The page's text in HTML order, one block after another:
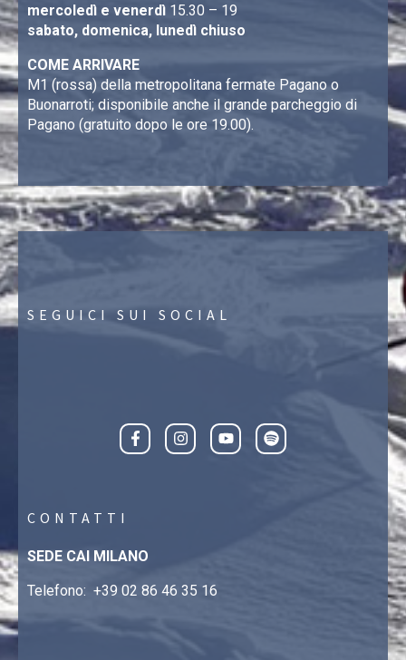
mercoledì e venerdì 15.30 – 19
sabato, domenica, lunedì chiuso
COME ARRIVARE
M1 (rossa) della metropolitana fermate Pagano o
Buonarroti; disponibile anche il grande parcheggio di
Pagano (gratuito dopo le ore 19.00).
SEGUICI SUI SOCIAL
CONTATTI
SEDE CAI MILANO
Telefono: +39 02 86 46 35 16